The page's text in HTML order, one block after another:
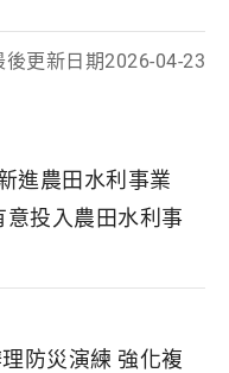
後更新日期2026-04-23
進農田水利事業
意投入農田水利事
防災演練 強化複